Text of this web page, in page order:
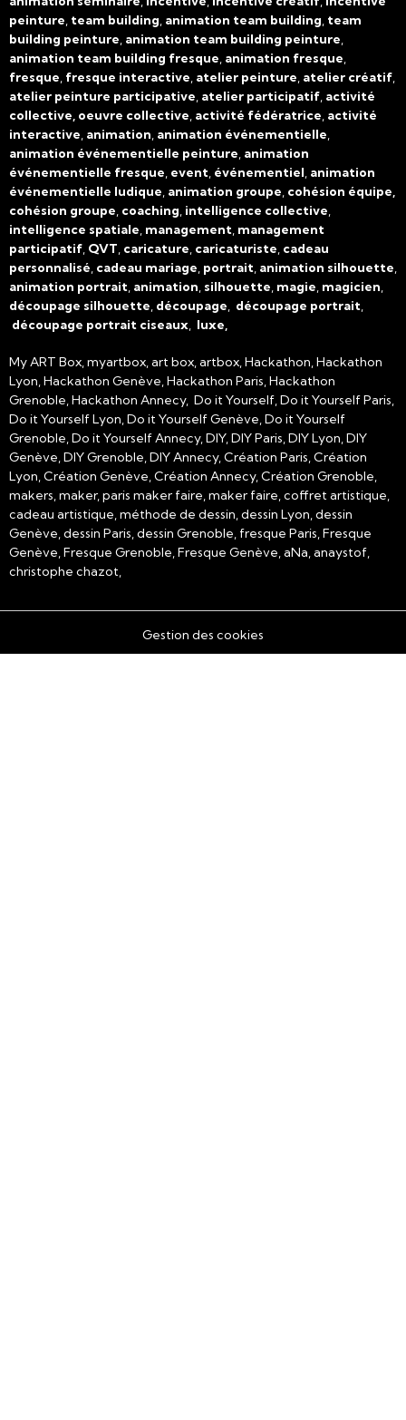
peinture, team building, animation team building, team
building peinture, animation team building peinture,
animation team building fresque, animation fresque,
fresque, fresque interactive, atelier peinture, atelier créatif,
atelier peinture participative, atelier participatif, activité
collective, oeuvre collective, activité fédératrice, activité
interactive, animation, animation événementielle,
animation événementielle peinture, animation
événementielle fresque, event, événementiel, animation
événementielle ludique, animation groupe, cohésion équipe,
cohésion groupe, coaching, intelligence collective,
intelligence spatiale, management, management
participatif, QVT, caricature, caricaturiste, cadeau
personnalisé, cadeau mariage, portrait, animation silhouette,
animation portrait, animation, silhouette, magie, magicien,
découpage silhouette, découpage, découpage portrait,
découpage portrait ciseaux, luxe,
My ART Box, myartbox, art box, artbox, Hackathon, Hackathon
Lyon, Hackathon Genève, Hackathon Paris, Hackathon
Grenoble, Hackathon Annecy, Do it Yourself, Do it Yourself Paris,
Do it Yourself Lyon, Do it Yourself Genève, Do it Yourself
Grenoble, Do it Yourself Annecy, DIY, DIY Paris, DIY Lyon, DIY
Genève, DIY Grenoble, DIY Annecy, Création Paris, Création
Lyon, Création Genève, Création Annecy, Création Grenoble,
makers, maker, paris maker faire, maker faire, coffret artistique,
cadeau artistique, méthode de dessin, dessin Lyon, dessin
Genève, dessin Paris, dessin Grenoble, fresque Paris, Fresque
Genève, Fresque Grenoble, Fresque Genève, aNa, anaystof,
christophe chazot,
Gestion des cookies